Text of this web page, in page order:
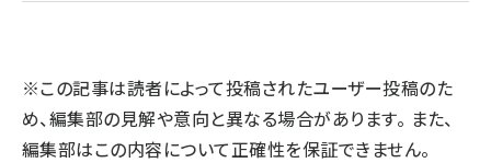
※この記事は読者によって投稿されたユーザー投稿のた
め、編集部の見解や意向と異なる場合があります。 また、
編集部はこの内容について正確性を保証できません。